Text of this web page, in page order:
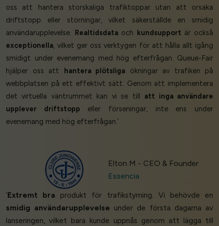
oss att hantera storskaliga trafiktoppar utan att orsaka
driftstopp eller störningar, vilket säkerställde en smidig
användarupplevelse.
Realtidsdataoch kundsupport är också
exceptionella, vilket ger oss verktygen för att hålla allt igång
smidigt under evenemang med hög efterfrågan. Queue-Fair
hjälper oss att
hantera plötsliga ökningar av trafiken på
webbplatsen på ett effektivt sätt. Genom att implementera
det virtuella väntrummet kan vi se till att inga användare
upplever driftstopp eller förseningar, inte ens under
evenemang med hög efterfrågan.’
Elton M - CEO & Founder
Essencia
‘Extremt bra produkt för trafikstyrning. Vi behövde en
smidig användarupplevelse under de första dagarna av
lanseringen, vilket bara kunde uppnås genom att lägga till